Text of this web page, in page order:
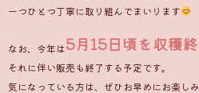
一つひとつ丁寧に取り組んでまいります
なお、今年は5月15日頃を収穫
それに伴い販売も終了する予定です。
気になっている方は、ぜひお早めにお楽し